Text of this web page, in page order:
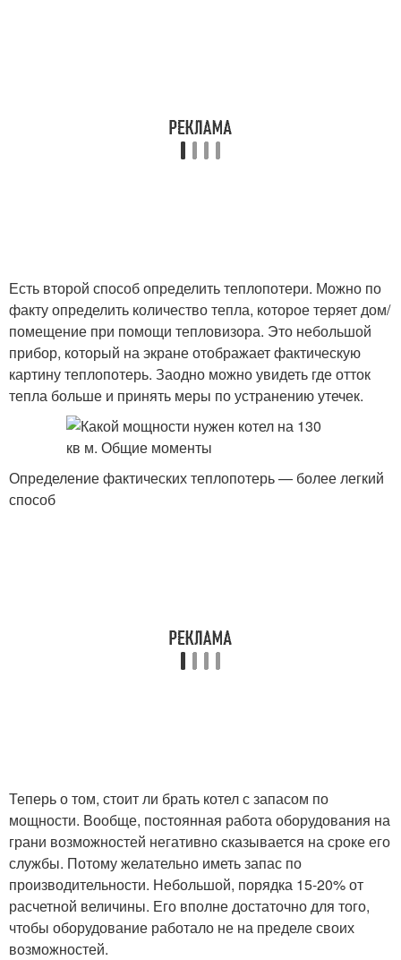
Есть второй способ определить теплопотери. Можно по
факту определить количество тепла, которое теряет дом/
помещение при помощи тепловизора. Это небольшой
прибор, который на экране отображает фактическую
картину теплопотерь. Заодно можно увидеть где отток
тепла больше и принять меры по устранению утечек.
Определение фактических теплопотерь — более легкий
способ
Теперь о том, стоит ли брать котел с запасом по
мощности. Вообще, постоянная работа оборудования на
грани возможностей негативно сказывается на сроке его
службы. Потому желательно иметь запас по
производительности. Небольшой, порядка 15-20% от
расчетной величины. Его вполне достаточно для того,
чтобы оборудование работало не на пределе своих
возможностей.